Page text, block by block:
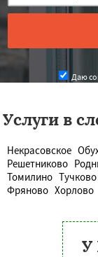
Даю
Услуги в
Некрасовское
Решетниково
Томилино Тучково
Фряново Хорлово
У